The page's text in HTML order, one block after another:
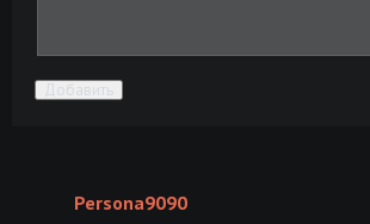
Добавить
Persona9090